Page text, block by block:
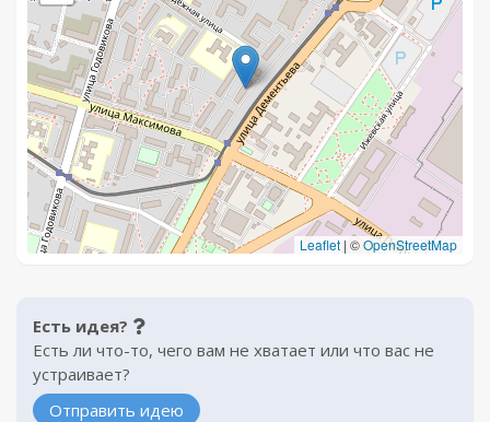
Leaflet | ©OpenStreetMap
Есть идея?
Есть ли что-то, чего вам не хватает или что вас не
устраивает?
Отправить идею